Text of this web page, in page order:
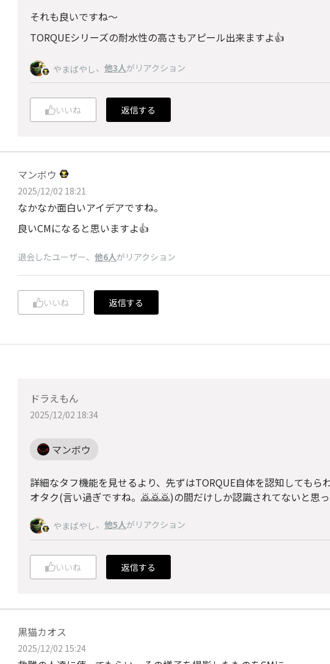
それも良いですね～
TORQUEシリーズの耐水性の高さもアピール出来ますよ👍
やまばやし、 他3人がリアクション
いいね 返信する
マンボウ
2025/12/02 18:21
なかなか面白いアイデアですね。
良いCMになると思いますよ👍
退会したユーザー、 他6人がリアクション
いいね 返信する
ドラえもん
2025/12/02 18:34
マンボウ
詳細なタフ機能を見せるより、先ずはTORQUE自体を認知してもら
オタク(言い過ぎですね。🙇🙇🙇)の間だけしか認識されてないと思
やまばやし、 他5人がリアクション
いいね 返信する
黒猫カオス
2025/12/02 15:24